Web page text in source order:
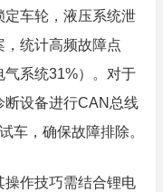
定车轮，液压系统泄
，统计高频故障点
气系统31%）。对于
断设备进行CAN总线
车，确保故障排除。
操作技巧需结合锂电